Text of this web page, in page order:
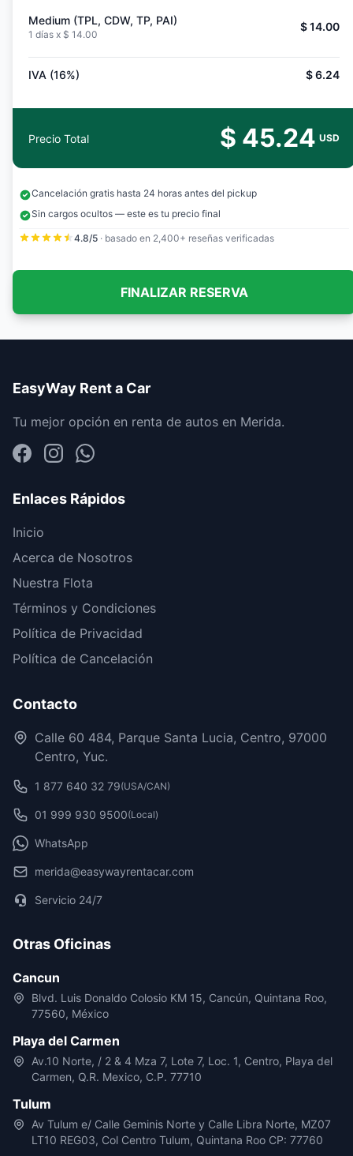
Medium (TPL, CDW, TP, PAI)
1 días x $ 14.00
$ 14.00
IVA (16%) $ 6.24
Precio Total $ 45.24 USD
Cancelación gratis hasta 24 horas antes del pickup
Sin cargos ocultos — este es tu precio final
4.8/5 · basado en 2,400+ reseñas verificadas
FINALIZAR RESERVA
EasyWay Rent a Car
Tu mejor opción en renta de autos en Merida.
Enlaces Rápidos
Inicio
Acerca de Nosotros
Nuestra Flota
Términos y Condiciones
Política de Privacidad
Política de Cancelación
Contacto
Calle 60 484, Parque Santa Lucia, Centro, 97000
Centro, Yuc.
1 877 640 32 79(USA/CAN)
01 999 930 9500(Local)
WhatsApp
merida@easywayrentacar.com
Servicio 24/7
Otras Oficinas
Cancun
Blvd. Luis Donaldo Colosio KM 15, Cancún, Quintana Roo,
77560, México
Playa del Carmen
Av.10 Norte, / 2 & 4 Mza 7, Lote 7, Loc. 1, Centro, Playa del
Carmen, Q.R. Mexico, C.P. 77710
Tulum
Av Tulum e/ Calle Geminis Norte y Calle Libra Norte, MZ07
LT10 REG03, Col Centro Tulum, Quintana Roo CP: 77760